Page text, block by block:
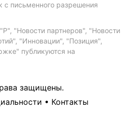
письменного разрешения
"Новости партнеров", "Новости
"Инновации", "Позиция",
публикуются на
защищены.
• Контакты